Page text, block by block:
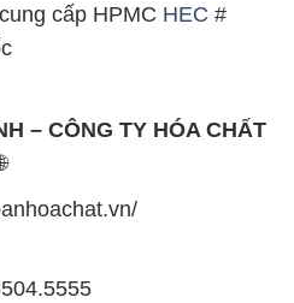
cấp HPMC HEC #
– CÔNG TY HÓA CHẤT